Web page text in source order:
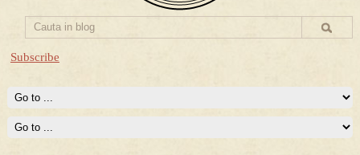
Subscribe
Prima mea carte publicata (Nemira)
Averea Presedintelui: prima lucrare despre controversatele
conturi secrete ale Securitatii.